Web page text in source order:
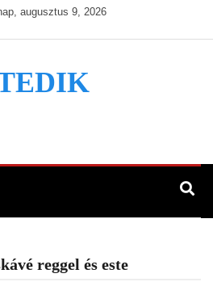
augusztus 9, 2026
reggel és este